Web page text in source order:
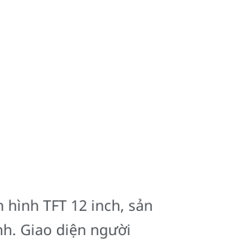
TFT 12 inch, sản
Giao diện người